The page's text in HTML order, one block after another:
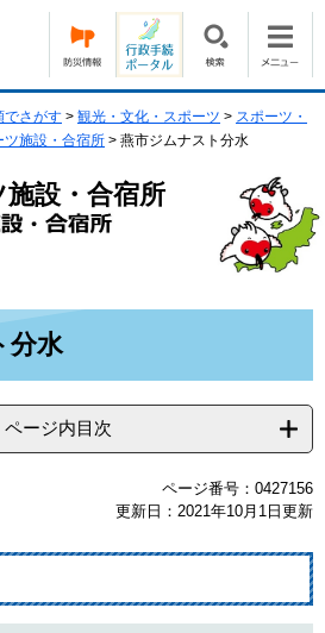
でさがす > 観光・文化・スポーツ > スポーツ・
ツ施設・合宿所 > 燕市ジムナスト分水
設・合宿所
分水
ページ内目次
ページ番号：0427156
更新日：2021年10月1日更新